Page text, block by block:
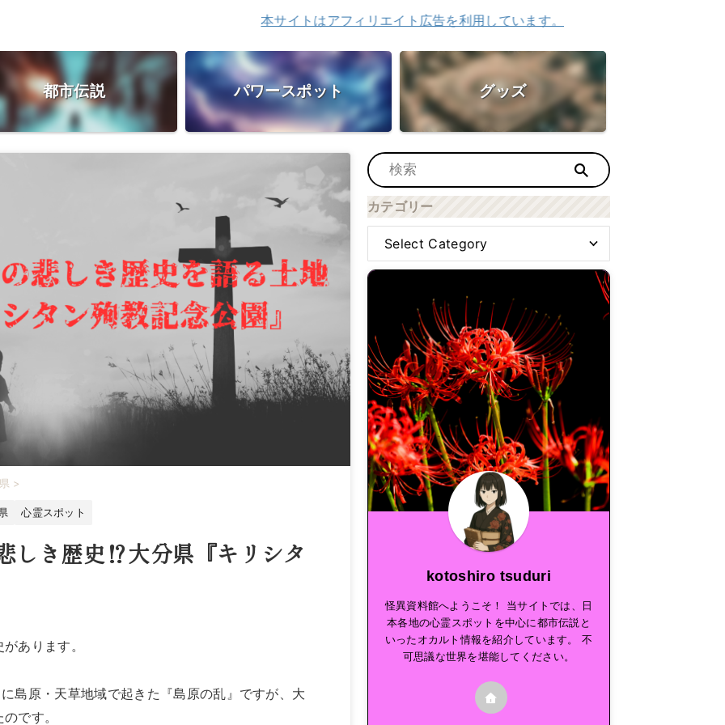
本サイトはアフィリエイト広告を利用しています。
都市伝説 パワースポット グッズ
>
心霊スポット
しき歴史⁉大分県『キリシタ
あります。
島原・天草地域で起きた『島原の乱』ですが、大
です。
カテゴリー
kotoshiro tsuduri
怪異資料館へようこそ！ 当サイトでは、日
本各地の心霊スポットを中心に都市伝説と
いったオカルト情報を紹介しています。 不
可思議な世界を堪能してください。